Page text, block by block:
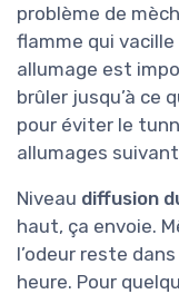
problème de
flamme qui
allumage est
brûler jusqu’à ce
pour éviter le
allumages
Niveau diffusion
haut, ça envoie.
l’odeur reste
heure. Pour